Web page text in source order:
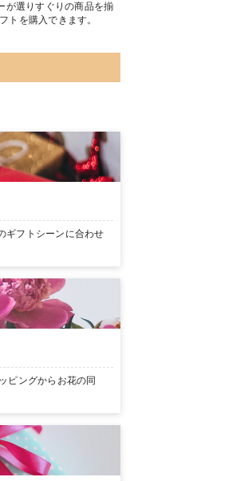
が選りすぐりの商品を揃
トを購入できます。
ギフトシーンに合わせ
ピングからお花の同